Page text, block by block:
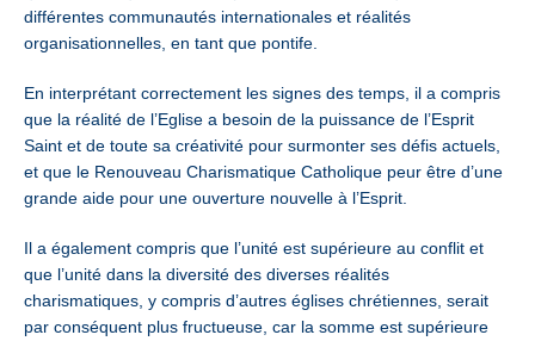
différentes communautés internationales et réalités
organisationnelles, en tant que pontife.
En interprétant correctement les signes des temps, il a compris
que la réalité de l’Eglise a besoin de la puissance de l’Esprit
Saint et de toute sa créativité pour surmonter ses défis actuels,
et que le Renouveau Charismatique Catholique peur être d’une
grande aide pour une ouverture nouvelle à l’Esprit.
Il a également compris que l’unité est supérieure au conflit et
que l’unité dans la diversité des diverses réalités
charismatiques, y compris d’autres églises chrétiennes, serait
par conséquent plus fructueuse, car la somme est supérieure